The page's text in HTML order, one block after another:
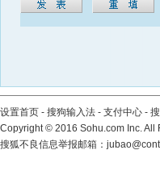
设置首页 - 搜狗输入法 - 支付中心 -
Copyright© 2016 Sohu.com Inc. All
搜狐不良信息举报邮箱：